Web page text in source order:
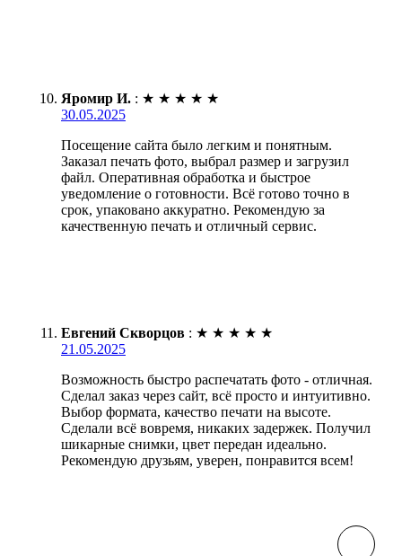
Яромир И. : ★ ★ ★ ★ ★
30.05.2025
Посещение сайта было легким и понятным.
Заказал печать фото, выбрал размер и загрузил
файл. Оперативная обработка и быстрое
уведомление о готовности. Всё готово точно в
срок, упаковано аккуратно. Рекомендую за
качественную печать и отличный сервис.
Евгений Скворцов : ★ ★ ★ ★ ★
21.05.2025
Возможность быстро распечатать фото - отличная.
Сделал заказ через сайт, всё просто и интуитивно.
Выбор формата, качество печати на высоте.
Сделали всё вовремя, никаких задержек. Получил
шикарные снимки, цвет передан идеально.
Рекомендую друзьям, уверен, понравится всем!